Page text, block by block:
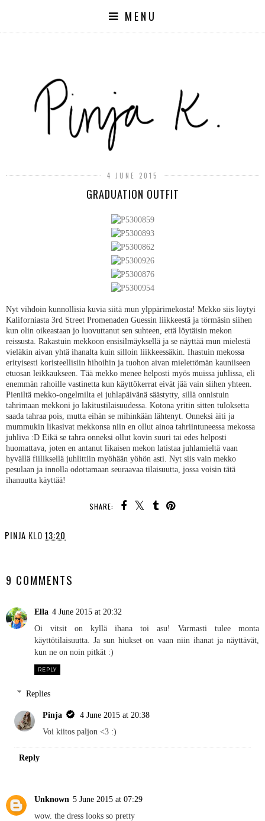
MENU
4 JUNE 2015
GRADUATION OUTFIT
Nyt vihdoin kunnollisia kuvia siitä mun ylppärimekosta! Mekko siis löytyi
Kaliforniasta 3rd Street Promenaden Guessin liikkeestä ja törmäsin siihen
kun olin oikeastaan jo luovuttanut sen suhteen, että löytäisin mekon
reissusta. Rakastuin mekkoon ensisilmäyksellä ja se näyttää mun mielestä
vieläkin aivan yhtä ihanalta kuin silloin liikkeessäkin. Ihastuin mekossa
erityisesti koristeellisiin hihoihin ja tuohon aivan mielettömän kauniiseen
etuosan leikkaukseen. Tää mekko menee helposti myös muissa juhlissa, eli
enemmän rahoille vastinetta kun käyttökerrat eivät jää vain siihen yhteen.
Pieniltä mekko-ongelmilta ei juhlapäivänä säästytty, sillä onnistuin
tahrimaan mekkoni jo lakitustilaisuudessa. Kotona yritin sitten tuloksetta
saada tahraa pois, mutta eihän se mihinkään lähtenyt. Onneksi äiti ja
mummukin likasivat mekkonsa niin en ollut ainoa tahriintuneessa mekossa
juhliva :D Eikä se tahra onneksi ollut kovin suuri tai edes helposti
huomattava, joten en antanut likaisen mekon latistaa juhlamieltä vaan
hyvällä fiiliksellä juhlittiin myöhään yöhön asti. Nyt siis vain mekko
pesulaan ja innolla odottamaan seuraavaa tilaisuutta, jossa voisin tätä
ihanuutta käyttää!
SHARE:
PINJA KLO 13:20
9 COMMENTS
Ella 4 June 2015 at 20:32
Oi vitsit on kyllä ihana toi asu! Varmasti tulee monta
käyttötilaisuutta. Ja sun hiukset on vaan niin ihanat ja näyttävät,
kun ne on noin pitkät :)
REPLY
Replies
Pinja
4 June 2015 at 20:38
Voi kiitos paljon <3 :)
Reply
Unknown 5 June 2015 at 07:29
wow. the dress looks so pretty